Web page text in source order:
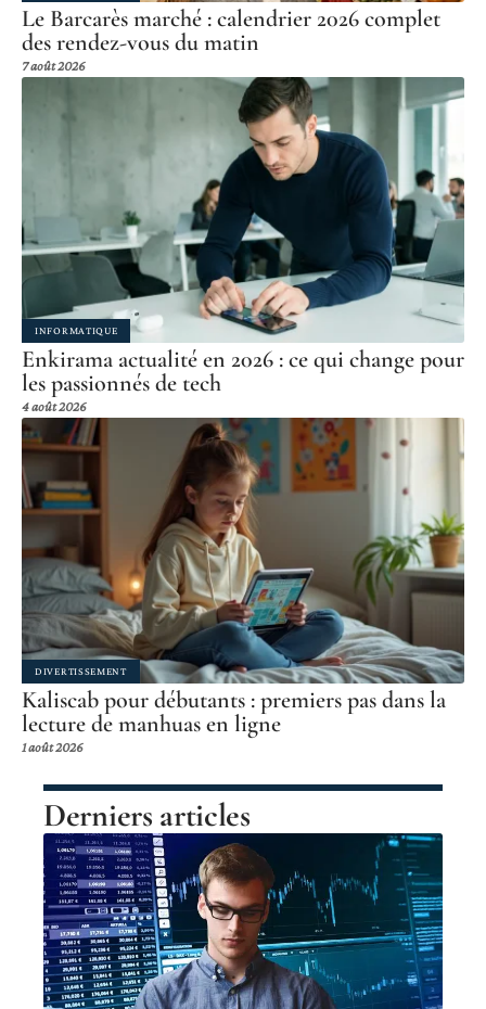
Le Barcarès marché : calendrier 2026 complet
des rendez-vous du matin
7 août 2026
INFORMATIQUE
Enkirama actualité en 2026 : ce qui change pour
les passionnés de tech
4 août 2026
DIVERTISSEMENT
Kaliscab pour débutants : premiers pas dans la
lecture de manhuas en ligne
1 août 2026
Derniers articles